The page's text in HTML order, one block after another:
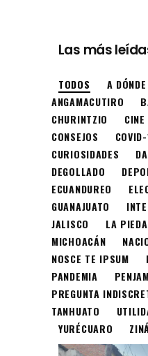
Las más
TODOS A
ANGAMACUTIRO
CHURINTZIO
CINE
CONSEJOS
CURIOSIDADES
DEGOLLADO
ECUANDUREO
GUANAJUATO
JALISCO
LA
MICHOACÁN
NOSCE TE IPSUM
PANDEMIA
PREGUNTA
TANHUATO
YURÉCUARO